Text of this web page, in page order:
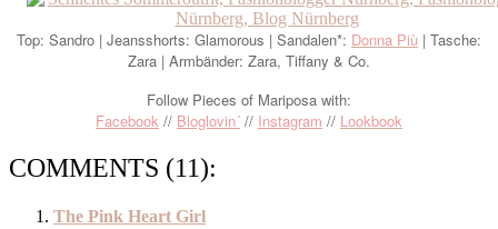
Top: Sandro | Jeansshorts: Glamorous | Sandalen*: Donna Più | Tasche:
Zara | Armbänder: Zara, Tiffany & Co.
Follow Pieces of Mariposa with:
Facebook // Bloglovin´ // Instagram // Lookbook
COMMENTS (11):
The Pink Heart Girl